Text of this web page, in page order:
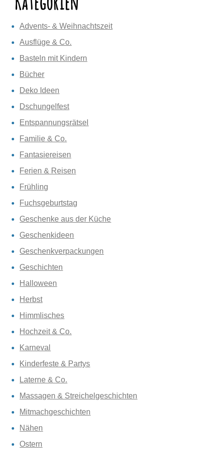
Advents- & Weihnachtszeit
Ausflüge & Co.
Basteln mit Kindern
Bücher
Deko Ideen
Dschungelfest
Entspannungsrätsel
Familie & Co.
Fantasiereisen
Ferien & Reisen
Frühling
Fuchsgeburtstag
Geschenke aus der Küche
Geschenkideen
Geschenkverpackungen
Geschichten
Halloween
Herbst
Himmlisches
Hochzeit & Co.
Karneval
Kinderfeste & Partys
Laterne & Co.
Massagen & Streichelgeschichten
Mitmachgeschichten
Nähen
Ostern